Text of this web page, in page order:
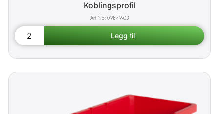
Koblingsprofil
09879-03